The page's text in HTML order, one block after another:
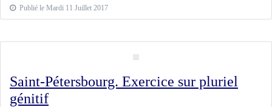
Publié le Mardi 11 Juillet 2017
Saint-Pétersbourg. Exercice sur pluriel
génitif